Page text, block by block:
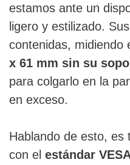
estamos ante un
ligero y estilizado.
contenidas, midiendo
x 61 mm sin su
para colgarlo en la
en exceso.
Hablando de esto, es
con el estándar